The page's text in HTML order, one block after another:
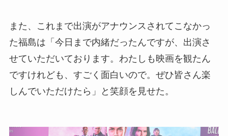
また、これまで出演がアナウンスされてこなかっ
た福島は「今日まで内緒だったんですが、出演さ
せていただいております。わたしも映画を観たん
ですけれども、すごく面白いので。ぜひ皆さん楽
しんでいただけたら」と笑顔を見せた。